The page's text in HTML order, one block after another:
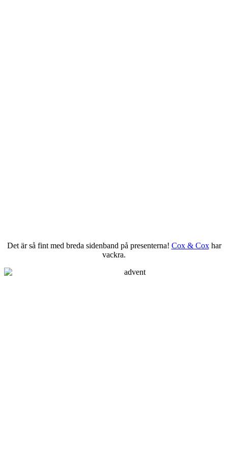
Det är så fint med breda sidenband på presenterna! Cox & Coxhar
vackra.